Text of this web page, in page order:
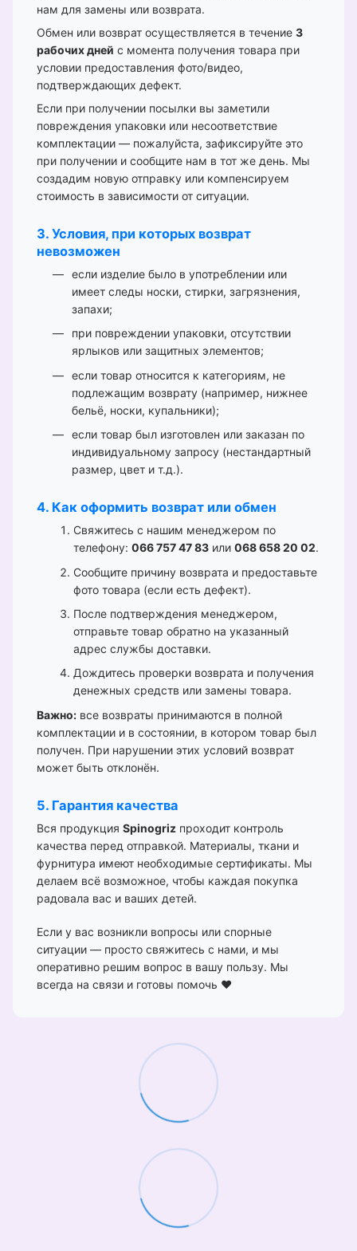
нам для замены или возврата.
Обмен или возврат осуществляется в течение 3
рабочих дней с момента получения товара при
условии предоставления фото/видео,
подтверждающих дефект.
Если при получении посылки вы заметили
повреждения упаковки или несоответствие
комплектации — пожалуйста, зафиксируйте это
при получении и сообщите нам в тот же день. Мы
создадим новую отправку или компенсируем
стоимость в зависимости от ситуации.
3. Условия, при которых возврат
невозможен
если изделие было в употреблении или
имеет следы носки, стирки, загрязнения,
запахи;
при повреждении упаковки, отсутствии
ярлыков или защитных элементов;
если товар относится к категориям, не
подлежащим возврату (например, нижнее
бельё, носки, купальники);
если товар был изготовлен или заказан по
индивидуальному запросу (нестандартный
размер, цвет и т.д.).
4. Как оформить возврат или обмен
Свяжитесь с нашим менеджером по
телефону: 066 757 47 83 или 068 658 20 02.
Сообщите причину возврата и предоставьте
фото товара (если есть дефект).
После подтверждения менеджером,
отправьте товар обратно на указанный
адрес службы доставки.
Дождитесь проверки возврата и получения
денежных средств или замены товара.
Важно: все возвраты принимаются в полной
комплектации и в состоянии, в котором товар был
получен. При нарушении этих условий возврат
может быть отклонён.
5. Гарантия качества
Вся продукция Spinogriz проходит контроль
качества перед отправкой. Материалы, ткани и
фурнитура имеют необходимые сертификаты. Мы
делаем всё возможное, чтобы каждая покупка
радовала вас и ваших детей.
Если у вас возникли вопросы или спорные
ситуации — просто свяжитесь с нами, и мы
оперативно решим вопрос в вашу пользу. Мы
всегда на связи и готовы помочь ❤️